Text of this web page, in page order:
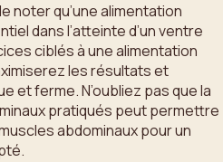
noter qu’une alimentation
dans l’atteinte d’un ventre
ciblés à une alimentation
les résultats et
et ferme. N’oubliez pas que la
pratiqués peut permettre
abdominaux pour un